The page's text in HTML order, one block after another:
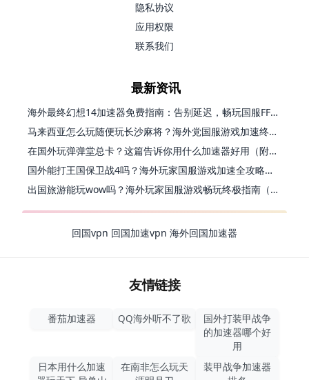
隐私协议
应用权限
联系我们
最新资讯
海外最终幻想14加速器免费指南：告别延迟，畅玩国服FF14的正确打开方式
马来西亚怎么玩随便玩长沙麻将？海外党国服游戏加速终极指南（含跑跑无尽冬日解决方案）
在国外玩弹弹堂总卡？这篇告诉你用什么加速器好用（附印尼玩模拟农场流放之路秘籍）
国外能打王国保卫战4吗？海外玩家国服游戏加速全攻略（附实测推荐）
出国旅游能玩wow吗？海外玩家国服游戏畅玩终极指南（附FF14激战2解决方案）
回国vpn 回国加速vpn 海外回国加速器
友情链接
番茄加速器 QQ海外听不了歌
国外打装甲战争
的加速器哪个好
用
日本用什么加速
在南非怎么玩天
装甲战争加速器